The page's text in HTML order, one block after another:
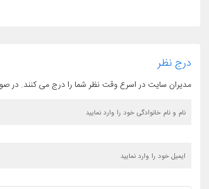
درج نظر
مدیران سایت در اسرع وقت نظر شما را درج می کنند. در